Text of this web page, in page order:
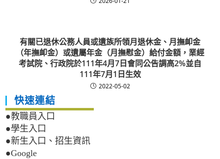
有關已退休公務人員或遺族所領月退休金、月撫卹金
（年撫卹金）或遺屬年金（月撫慰金）給付金額，業經
考試院、行政院於111年4月7日會同公告調高2%並自
111年7月1日生效
2022-05-02
快速連結
●教職員入口
●學生入口
●新生入口、招生資訊
●Google